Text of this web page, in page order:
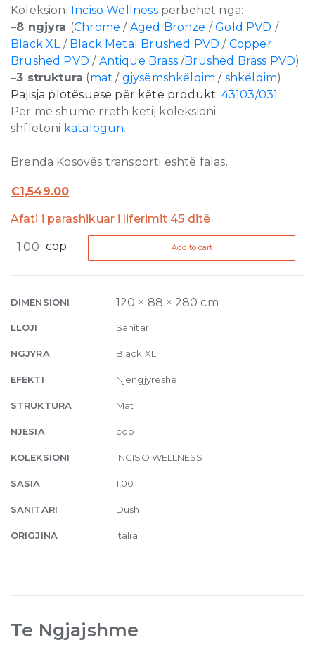
Koleksioni Inciso Wellnesspërbëhet nga:
–8 ngjyra (Chrome/ Aged Bronze /Gold PVD /
Black XL/ Black Metal Brushed PVD / Copper
Brushed PVD / Antique Brass/Brushed Brass PVD)
–3 struktura (mat / gjysëmshkëlqim / shkëlqim)
Pajisja plotësuese për këtë produkt: 43103/031
Për më shumë rreth këtij koleksioni
shfletoni katalogun.
Brenda Kosovës transporti është falas.
€1,549.00
Afati i parashikuar i liferimit 45 ditë
Wellness
mixer,
outlets
299
XL
quantity
cop Add to cart
DIMENSIONI 120 × 88 × 280 cm
LLOJI Sanitari
NGJYRA Black XL
EFEKTI Njengjyreshe
STRUKTURA Mat
NJESIA cop
KOLEKSIONI INCISO WELLNESS
SASIA 1,00
SANITARI Dush
ORIGJINA Italia
Te Ngjajshme